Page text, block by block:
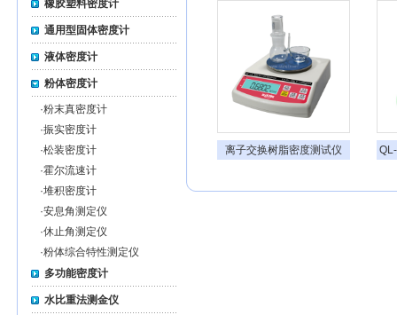
橡胶塑料密度计
通用型固体密度计
液体密度计
粉体密度计
·粉末真密度计
·振实密度计
·松装密度计
·霍尔流速计
·堆积密度计
·安息角测定仪
·休止角测定仪
·粉体综合特性测定仪
多功能密度计
水比重法测金仪
离子交换树脂密度测试仪